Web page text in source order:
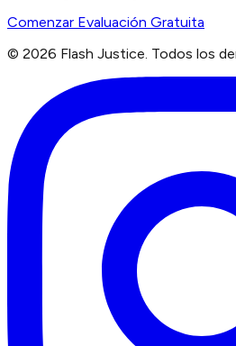
Comenzar Evaluación Gratuita
© 2026 Flash Justice. Todos los